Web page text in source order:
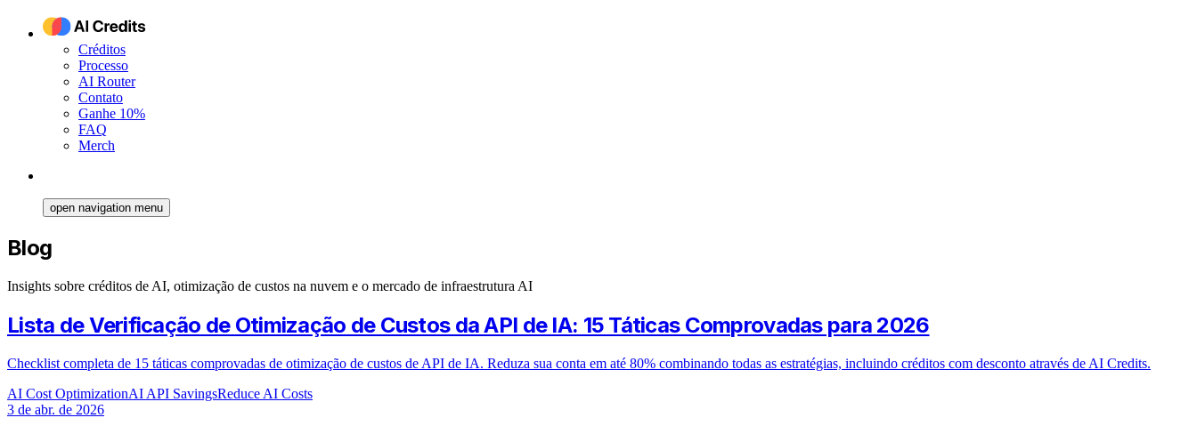
Créditos
Processo
AI Router
Contato
Ganhe 10%
FAQ
Merch
open navigation menu
Blog
Insights sobre créditos de AI, otimização de custos na nuvem e o mercado de infraestrutura AI
Lista de Verificação de Otimização de Custos da API de IA: 15 Táticas Comprovadas para 2026
Checklist completa de 15 táticas comprovadas de otimização de custos de API de IA. Reduza sua conta em até 80% combinando todas as estratégias, incluindo créditos com desconto através de AI Credits.
AI Cost OptimizationAI API SavingsReduce AI Costs
3 de abr. de 2026